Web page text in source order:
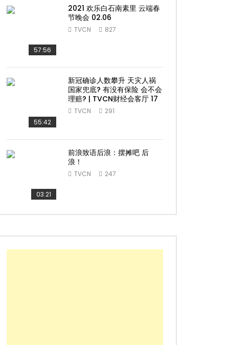
57:56
2021 欢乐白石南素里 云端春
节晚会 02.06
TVCN 827
55:42
新冠确诊人数攀升 天灾人祸
国家兜底? 有没有保险 会不会
理赔? | TVCN财经会客厅 17
TVCN 291
03:21
前浪致语后浪：摆摊吧 后
浪！
TVCN 247